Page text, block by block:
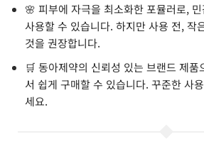
🌸 피부에 자극을 최소화한 포뮬러로,
사용할 수 있습니다. 하지만 사용 전, 작
것을 권장합니다.
🛒 동아제약의 신뢰성 있는 브랜드 제품
서 쉽게 구매할 수 있습니다. 꾸준한 사
세요.